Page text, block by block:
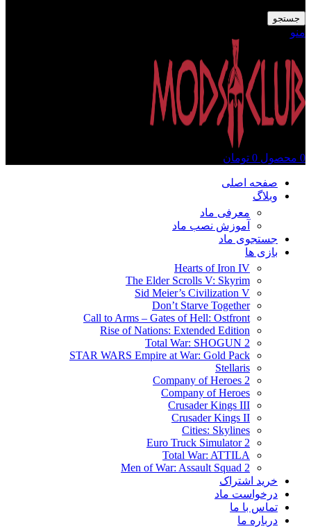
جستجو
منو
0 محصول 0 تومان
صفحه اصلی
وبلاگ
معرفی ماد
آموزش نصب ماد
جستجوی ماد
بازی ها
Hearts of Iron IV
The Elder Scrolls V: Skyrim
Sid Meier’s Civilization V
Don’t Starve Together
Call to Arms – Gates of Hell: Ostfront
Rise of Nations: Extended Edition
Total War: SHOGUN 2
STAR WARS Empire at War: Gold Pack
Stellaris
Company of Heroes 2
Company of Heroes
Crusader Kings III
Crusader Kings II
Cities: Skylines
Euro Truck Simulator 2
Total War: ATTILA
Men of War: Assault Squad 2
خرید اشتراک
درخواست ماد
تماس با ما
درباره ما